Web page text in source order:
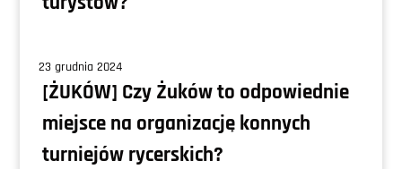
23 grudnia 2024
[ŻUKÓW] Czy Żuków to odpowiednie
miejsce na organizację konnych
turniejów rycerskich?